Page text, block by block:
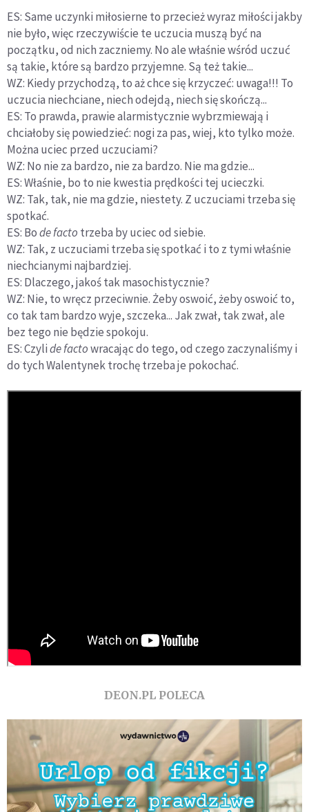
ES: Same uczynki miłosierne to przecież wyraz miłości jakby
nie było, więc rzeczywiście te uczucia muszą być na
początku, od nich zaczniemy. No ale właśnie wśród uczuć
są takie, które są bardzo przyjemne. Są też takie...
WZ: Kiedy przychodzą, to aż chce się krzyczeć: uwaga!!! To
uczucia niechciane, niech odejdą, niech się skończą...
ES: To prawda, prawie alarmistycznie wybrzmiewają i
chciałoby się powiedzieć: nogi za pas, wiej, kto tylko może.
Można uciec przed uczuciami?
WZ: No nie za bardzo, nie za bardzo. Nie ma gdzie...
ES: Właśnie, bo to nie kwestia prędkości tej ucieczki.
WZ: Tak, tak, nie ma gdzie, niestety. Z uczuciami trzeba się
spotkać.
ES: Bode facto trzeba by uciec od siebie.
WZ: Tak, z uczuciami trzeba się spotkać i to z tymi właśnie
niechcianymi najbardziej.
ES: Dlaczego, jakoś tak masochistycznie?
WZ: Nie, to wręcz przeciwnie. Żeby oswoić, żeby oswoić to,
co tak tam bardzo wyje, szczeka... Jak zwał, tak zwał, ale
bez tego nie będzie spokoju.
ES: Czylide factowracając do tego, od czego zaczynaliśmy i
do tych Walentynek trochę trzeba je pokochać.
DEON.PL POLECA